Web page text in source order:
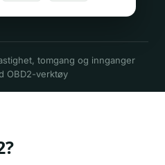
tomgang og innganger
OBD2-verktøy